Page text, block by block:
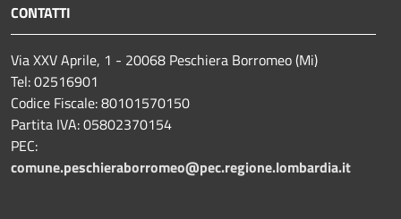
CONTATTI
Via XXV Aprile, 1 - 20068 Peschiera Borromeo (Mi)
Tel: 02516901
Codice Fiscale: 80101570150
Partita IVA: 05802370154
PEC:
comune.peschieraborromeo@pec.regione.lombardia.it